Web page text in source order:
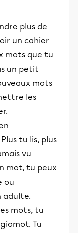
plus de
un cahier
mots que tu
un petit
mots
les
tu lis, plus
vu
mot, tu peux
ou
adulte.
mots, tu
Tu